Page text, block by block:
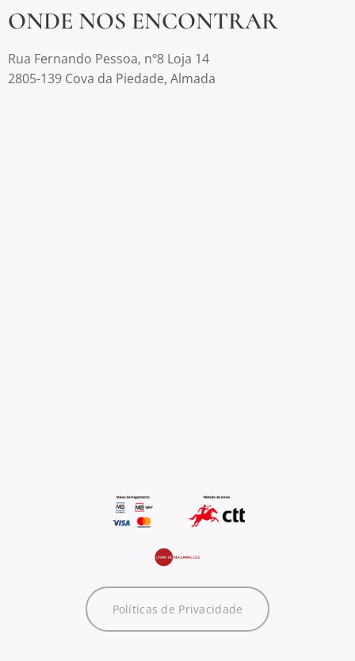
ONDE NOS ENCONTRAR
Rua Fernando Pessoa, nº8 Loja 14
2805-139 Cova da Piedade, Almada
Políticas de Privacidade